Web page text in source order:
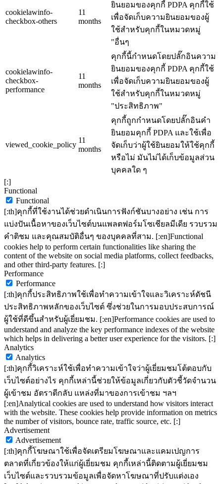
cookielawinfo-
checkbox-others
11
months
ยินยอมของคุกกี้ PDPA คุกกี้ใช้
เพื่อจัดเก็บความยินยอมของผู้
ใช้สำหรับคุกกี้ในหมวดหมู่
"อื่นๆ
cookielawinfo-
checkbox-
performance
11
months
คุกกี้นี้กำหนดโดยปลั๊กอินความ
ยินยอมของคุกกี้ PDPA คุกกี้ใช้
เพื่อจัดเก็บความยินยอมของผู้
ใช้สำหรับคุกกี้ในหมวดหมู่
"ประสิทธิภาพ"
viewed_cookie_policy
11
months
คุกกี้ถูกกำหนดโดยปลั๊กอินคำ
ยินยอมคุกกี้ PDPA และใช้เพื่อ
จัดเก็บว่าผู้ใช้ยินยอมให้ใช้คุกกี้
หรือไม่ มันไม่ได้เก็บข้อมูลส่วน
บุคคลใด ๆ
[:]
Functional
Functional
[:th]คุกกี้ที่ใช้งานได้ช่วยดำเนินการฟังก์ชันบางอย่าง เช่น การ
แบ่งปันเนื้อหาของเว็บไซต์บนแพลตฟอร์มโซเชียลมีเดีย รวบรวม
คำติชม และคุณสมบัติอื่นๆ ของบุคคลที่สาม. [:en]Functional
cookies help to perform certain functionalities like sharing the
content of the website on social media platforms, collect feedbacks,
and other third-party features. [:]
Performance
Performance
[:th]คุกกี้ประสิทธิภาพใช้เพื่อทำความเข้าใจและวิเคราะห์ดัชนี
ประสิทธิภาพหลักของเว็บไซต์ ซึ่งช่วยในการมอบประสบการณ์
ผู้ใช้ที่ดีขึ้นสำหรับผู้เยี่ยมชม. [:en]Performance cookies are used to
understand and analyze the key performance indexes of the website
which helps in delivering a better user experience for the visitors. [:]
Analytics
Analytics
[:th]คุกกี้วิเคราะห์ใช้เพื่อทำความเข้าใจว่าผู้เยี่ยมชมโต้ตอบกับ
เว็บไซต์อย่างไร คุกกี้เหล่านี้ช่วยให้ข้อมูลเกี่ยวกับตัวชี้วัดจำนวน
ผู้เข้าชม อัตราตีกลับ แหล่งที่มาของการเข้าชม ฯลฯ
[:en]Analytical cookies are used to understand how visitors interact
with the website. These cookies help provide information on metrics
the number of visitors, bounce rate, traffic source, etc. [:]
Advertisement
Advertisement
[:th]คุกกี้โฆษณาใช้เพื่อจัดเตรียมโฆษณาและแคมเปญการ
ตลาดที่เกี่ยวข้องให้แก่ผู้เยี่ยมชม คุกกี้เหล่านี้ติดตามผู้เยี่ยมชม
เว็บไซต์และรวบรวมข้อมูลเพื่อจัดหาโฆษณาที่ปรับแต่งเอง